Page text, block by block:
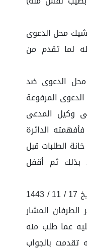
محل الدعوى
لما تقدم من
محل الدعوى ضد
المرفوعة
وكيل المدعى
الدائرة
الطلبات قبل
بذلك ثم أقفل
وفي هذه الجلسة المنعقدة بتاريخ 17 / 11 / 1443
المشار
عما طلب منه
تقدمت بالجواب